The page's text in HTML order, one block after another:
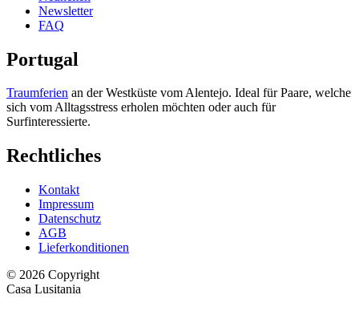
Newsletter
FAQ
Portugal
Traumferien an der Westküste vom Alentejo. Ideal für Paare, welche
sich vom Alltagsstress erholen möchten oder auch für
Surfinteressierte.
Rechtliches
Kontakt
Impressum
Datenschutz
AGB
Lieferkonditionen
© 2026 Copyright
Casa Lusitania